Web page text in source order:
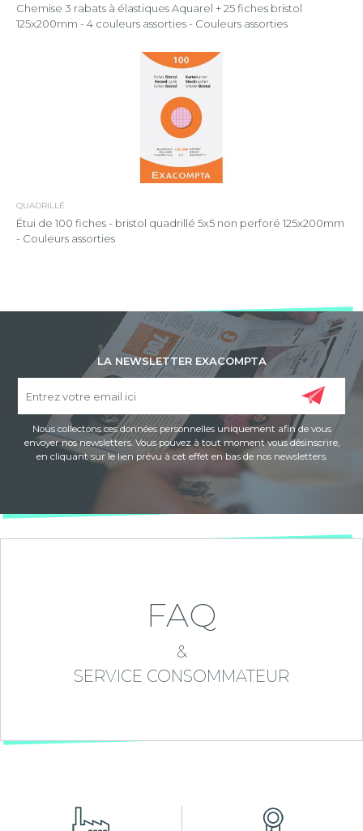
Chemise 3 rabats à élastiques Aquarel + 25 fiches bristol
125x200mm - 4 couleurs assorties - Couleurs assorties
QUADRILLÉ
Étui de 100 fiches - bristol quadrillé 5x5 non perforé 125x200mm
- Couleurs assorties
LA NEWSLETTER EXACOMPTA
Nous collectons ces données personnelles uniquement afin de vous
envoyer nos newsletters. Vous pouvez à tout moment vous désinscrire,
en cliquant sur le lien prévu à cet effet en bas de nos newsletters.
FAQ
&
SERVICE CONSOMMATEUR